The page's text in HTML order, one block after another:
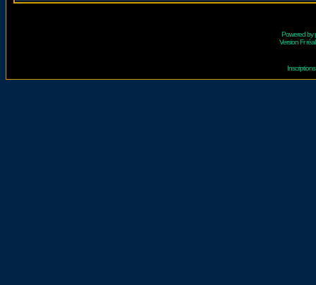
Powered by
Version Fr